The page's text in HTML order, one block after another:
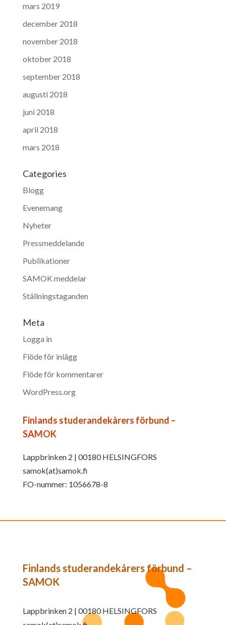
mars 2019
december 2018
november 2018
oktober 2018
september 2018
augusti 2018
juni 2018
april 2018
mars 2018
Categories
Blogg
Evenemang
Nyheter
Pressmeddelande
Publikationer
SAMOK meddelar
Ställningstaganden
Meta
Logga in
Flöde för inlägg
Flöde för kommentarer
WordPress.org
Finlands studerandekårers förbund –
SAMOK
Lappbrinken 2 | 00180 HELSINGFORS
samok(at)samok.fi
FO-nummer: 1056678-8
Finlands studerandekårers förbund –
SAMOK
Lappbrinken 2 | 00180 HELSINGFORS